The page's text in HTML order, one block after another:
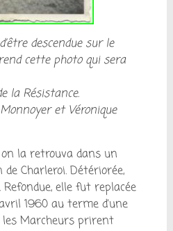
descendue sur le
cette photo qui sera
la Résistance.
et Véronique
la retrouva dans un
Charleroi. Détériorée,
elle fut replacée
1960 au terme d’une
les Marcheurs prirent